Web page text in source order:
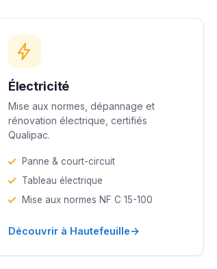
Électricité
Mise aux normes, dépannage et
rénovation électrique, certifiés
Qualipac.
Panne & court-circuit
Tableau électrique
Mise aux normes NF C 15-100
Découvrir à Hautefeuille→